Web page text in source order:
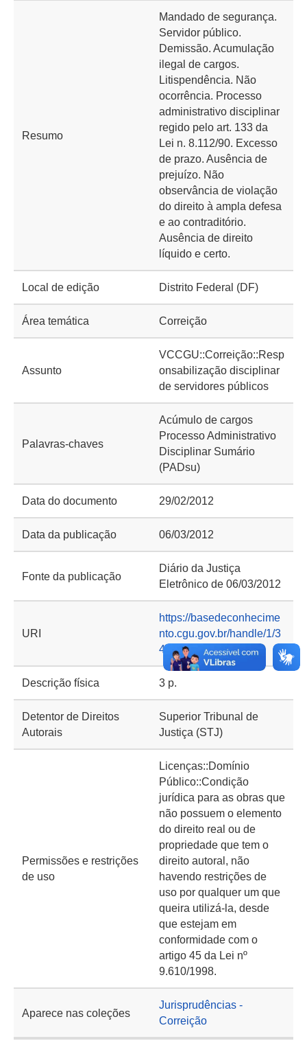
Resumo
Mandado de segurança.
Servidor público.
Demissão. Acumulação
ilegal de cargos.
Litispendência. Não
ocorrência. Processo
administrativo disciplinar
regido pelo art. 133 da
Lei n. 8.112/90. Excesso
de prazo. Ausência de
prejuízo. Não
observância de violação
do direito à ampla defesa
e ao contraditório.
Ausência de direito
líquido e certo.
Local de edição Distrito Federal (DF)
Área temática Correição
Assunto
VCCGU::Correição::Resp
onsabilização disciplinar
de servidores públicos
Palavras-chaves
Acúmulo de cargos
Processo Administrativo
Disciplinar Sumário
(PADsu)
Data do documento 29/02/2012
Data da publicação 06/03/2012
Fonte da publicação
Diário da Justiça
Eletrônico de 06/03/2012
URI
https://basedeconhecime
nto.cgu.gov.br/handle/1/3
409
Descrição física 3 p.
Detentor de Direitos
Autorais
Superior Tribunal de
Justiça (STJ)
Permissões e restrições
de uso
Licenças::Domínio
Público::Condição
jurídica para as obras que
não possuem o elemento
do direito real ou de
propriedade que tem o
direito autoral, não
havendo restrições de
uso por qualquer um que
queira utilizá-la, desde
que estejam em
conformidade com o
artigo 45 da Lei nº
9.610/1998.
Aparece nas coleções
Jurisprudências -
Correição